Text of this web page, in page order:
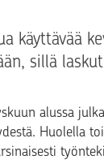
käyttävää
sillä
alussa
Huolella